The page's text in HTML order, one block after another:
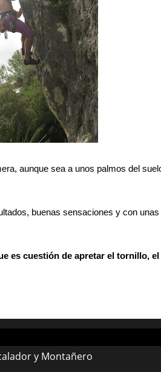
aunque sea a unos palmos del
buenas sensaciones y con
es cuestión de apretar el tornillo,
y Montañero